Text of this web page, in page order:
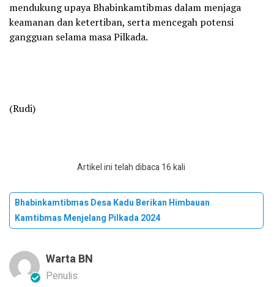
mendukung upaya Bhabinkamtibmas dalam menjaga
keamanan dan ketertiban, serta mencegah potensi
gangguan selama masa Pilkada.
(Rudi)
Artikel ini telah dibaca 16 kali
Bhabinkamtibmas Desa Kadu Berikan Himbauan
Kamtibmas Menjelang Pilkada 2024
Warta BN
Penulis